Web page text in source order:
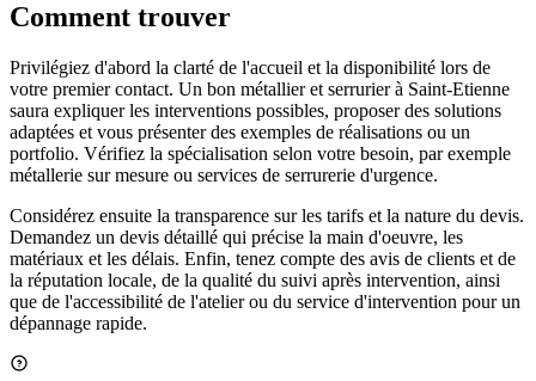
Comment trouver
Privilégiez d'abord la clarté de l'accueil et la disponibilité lors de
votre premier contact. Un bon métallier et serrurier à Saint-Etienne
saura expliquer les interventions possibles, proposer des solutions
adaptées et vous présenter des exemples de réalisations ou un
portfolio. Vérifiez la spécialisation selon votre besoin, par exemple
métallerie sur mesure ou services de serrurerie d'urgence.
Considérez ensuite la transparence sur les tarifs et la nature du devis.
Demandez un devis détaillé qui précise la main d'oeuvre, les
matériaux et les délais. Enfin, tenez compte des avis de clients et de
la réputation locale, de la qualité du suivi après intervention, ainsi
que de l'accessibilité de l'atelier ou du service d'intervention pour un
dépannage rapide.